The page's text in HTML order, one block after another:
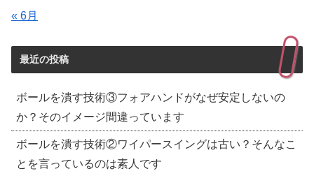
« 6月
最近の投稿
ボールを潰す技術③フォアハンドがなぜ安定しないの
か？そのイメージ間違っています
ボールを潰す技術②ワイパースイングは古い？そんなこ
とを言っているのは素人です